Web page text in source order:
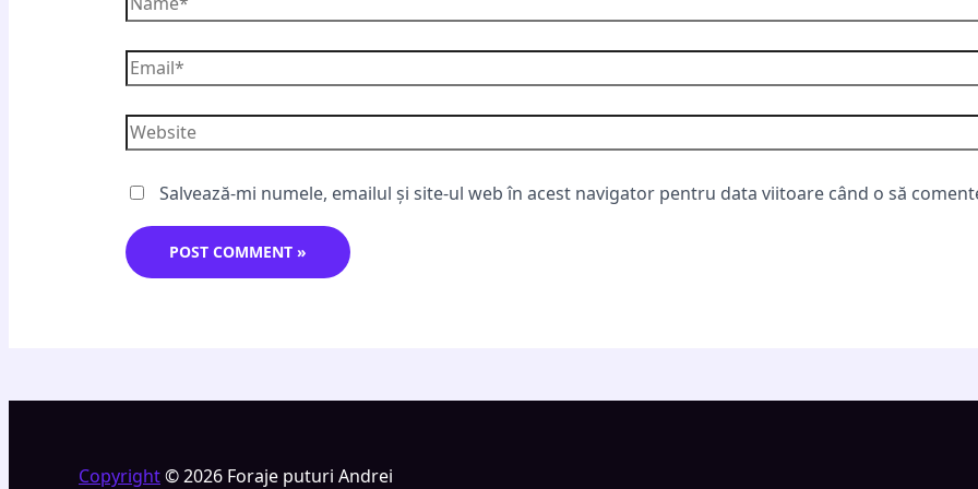
Salvează-mi numele, emailul și site-ul web în acest navigator pentru data viitoare când o să
Copyright© 2026 Foraje puturi Andrei